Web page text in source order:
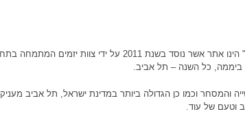
אתר האינטרנט "מלונות בתל אביב" הינו אתר
ביממה, כל השנה – תל אביב.
והמסחר וכמו כן הגדולה ביותר במדינת ישראל, תל אביב
וטעם של עוד.